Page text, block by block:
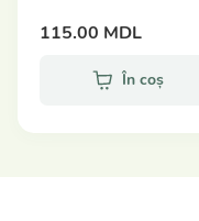
115.00 MDL
În coș